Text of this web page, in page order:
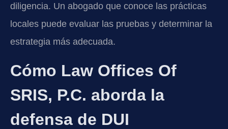
diligencia. Un abogado que conoce las prácticas
locales puede evaluar las pruebas y determinar la
estrategia más adecuada.
Cómo Law Offices Of
SRIS, P.C. aborda la
defensa de DUI